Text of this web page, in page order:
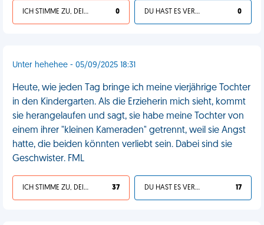
ICH STIMME ZU, DEIN LEBEN IST SCHEISSE 0 DU HAST ES VERDIENT 0
Unter hehehee - 05/09/2025 18:31
Heute, wie jeden Tag bringe ich meine vierjährige Tochter
in den Kindergarten. Als die Erzieherin mich sieht, kommt
sie herangelaufen und sagt, sie habe meine Tochter von
einem ihrer "kleinen Kameraden" getrennt, weil sie Angst
hatte, die beiden könnten verliebt sein. Dabei sind sie
Geschwister. FML
ICH STIMME ZU, DEIN LEBEN IST SCHEISSE 37 DU HAST ES VERDIENT 17